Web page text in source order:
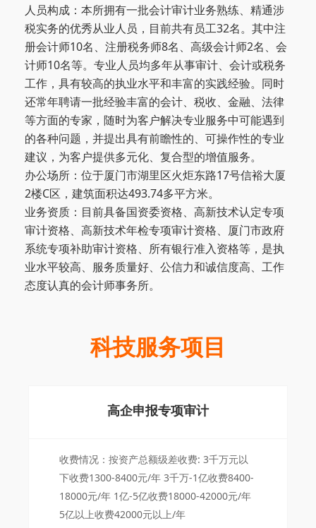
人员构成：本所拥有一批会计审计业务熟练、精通涉
税实务的优秀从业人员，目前共有员工32名。其中注
册会计师10名、注册税务师8名、高级会计师2名、会
计师10名等。专业人员均多年从事审计、会计或税务
工作，具有较高的执业水平和丰富的实践经验。同时
还常年聘请一批经验丰富的会计、税收、金融、法律
等方面的专家，随时为客户解决专业服务中可能遇到
的各种问题，并提出具有前瞻性的、可操作性的专业
建议，为客户提供多元化、复合型的增值服务。
办公场所：位于厦门市湖里区火炬东路17号信裕大厦
2楼C区，建筑面积达493.74多平方米。
业务资质：目前具备国资委资格、高新技术认定专项
审计资格、高新技术年检专项审计资格、厦门市政府
系统专项补助审计资格、所有银行准入资格等，是执
业水平较高、服务质量好、公信力和诚信度高、工作
态度认真的会计师事务所。
科技服务项目
高企申报专项审计
收费情况：按资产总额级差收费: 3千万元以
下收费1300-8400元/年 3千万-1亿收费8400-
18000元/年 1亿-5亿收费18000-42000元/年
5亿以上收费42000元以上/年